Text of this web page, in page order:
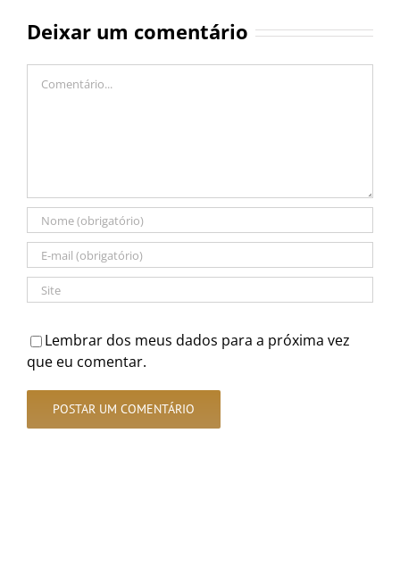
Deixar um comentário
Lembrar dos meus dados para a próxima vez
que eu comentar.